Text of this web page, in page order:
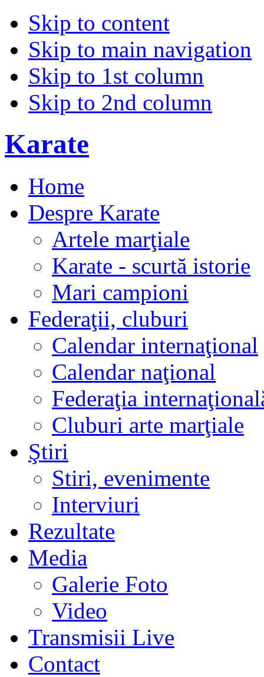
Skip to content
Skip to main navigation
Skip to 1st column
Skip to 2nd column
Karate
Home
Despre Karate
Artele marţiale
Karate - scurtă istorie
Mari campioni
Federaţii, cluburi
Calendar internaţional
Calendar naţional
Federaţia
Cluburi arte marţiale
Ştiri
Stiri, evenimente
Interviuri
Rezultate
Media
Galerie Foto
Video
Transmisii Live
Contact